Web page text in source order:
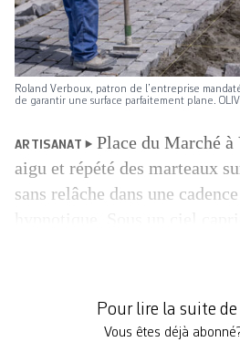
Roland Verboux, patron de l’entreprise
de garantir une surface parfaitement plane.
ARTISANAT
Place du Marché
aigu et répété des marteaux
sans relâche dans une
par des […]
Pour lire la suite
Vous êtes déjà